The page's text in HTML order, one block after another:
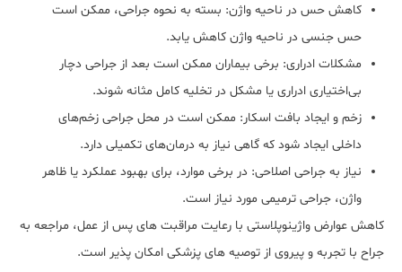
کاهش حس در ناحیه واژن: بسته به نحوه جراحی، ممکن است
حس جنسی در ناحیه واژن کاهش یابد.
مشکلات ادراری: برخی بیماران ممکن است بعد از جراحی دچار
بی‌اختیاری ادراری یا مشکل در تخلیه کامل مثانه شوند.
زخم و ایجاد بافت اسکار: ممکن است در محل جراحی زخم‌های
داخلی ایجاد شود که گاهی نیاز به درمان‌های تکمیلی دارد.
نیاز به جراحی اصلاحی: در برخی موارد، برای بهبود عملکرد یا ظاهر
واژن، جراحی ترمیمی مورد نیاز است.
کاهش عوارض واژینوپلاستی با رعایت مراقبت ‌های پس از عمل، مراجعه به
جراح با تجربه و پیروی از توصیه‌ های پزشکی امکان ‌پذیر است.